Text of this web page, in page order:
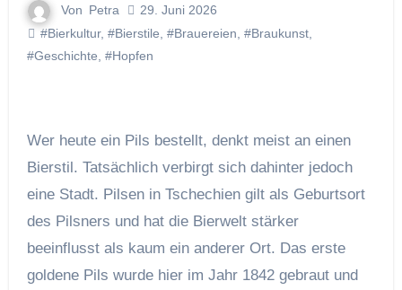
Von Petra
29. Juni 2026
#Bierkultur, #Bierstile #Brauereien #Braukunst,
#Geschichte #Hopfen
Wer heute ein Pils bestellt, denkt meist an einen
Bierstil. Tatsächlich verbirgt sich dahinter jedoch
eine Stadt. Pilsen in Tschechien gilt als Geburtsort
des Pilsners und hat die Bierwelt stärker
beeinflusst als kaum ein anderer Ort. Das erste
goldene Pils wurde hier im Jahr 1842 gebraut und